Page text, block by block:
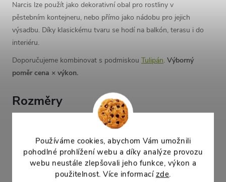
Používáme cookies, abychom Vám umožnili
pohodlné prohlížení webu a díky analýze provozu
webu neustále zlepšovali jeho funkce, výkon a
použitelnost. Více informací zde.
Narcis lze použít jako dekorativní obal pro rostliny v
pěstebním kontejneru, nebo přímo jako nádobu pro jejich
výsadbu. Díky klasickému tvaru se hodí na balkón, terasu i do
interiéru.
Doporučujeme kombinovat s podmiskou Tulipán. Výborný
poměr cena × výkon.
Rozměry
35 cm
25,9 cm
výška:25,7 cm
Parametry produktu